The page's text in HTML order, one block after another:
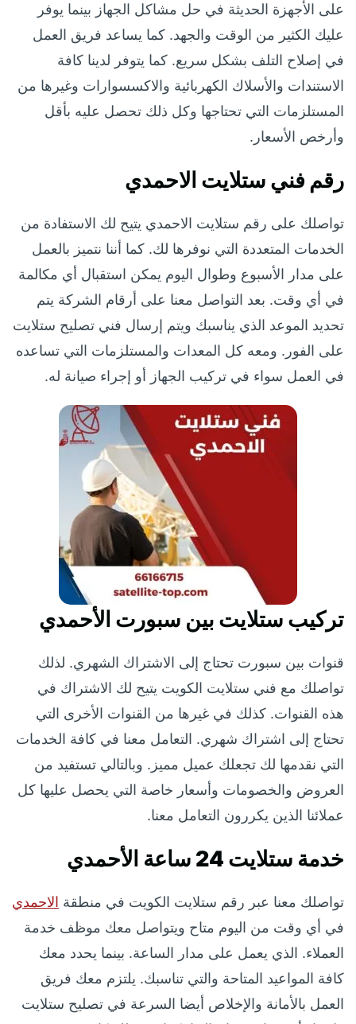
على الأجهزة الحديثة في حل مشاكل الجهاز بينما يوفر
عليك الكثير من الوقت والجهد. كما يساعد فريق العمل
في إصلاح التلف بشكل سريع. كما يتوفر لدينا كافة
الاستندات والأسلاك الكهربائية والاكسسوارات وغيرها من
المستلزمات التي تحتاجها وكل ذلك تحصل عليه بأقل
وأرخص الأسعار.
رقم فني ستلايت الاحمدي
تواصلك على رقم ستلايت الاحمدي يتيح لك الاستفادة من
الخدمات المتعددة التي نوفرها لك. كما أننا نتميز بالعمل
على مدار الأسبوع وطوال اليوم يمكن استقبال أي مكالمة
في أي وقت. بعد التواصل معنا على أرقام الشركة يتم
تحديد الموعد الذي يناسبك ويتم إرسال فني تصليح ستلايت
على الفور. ومعه كل المعدات والمستلزمات التي تساعده
في العمل سواء في تركيب الجهاز أو إجراء صيانة له.
تركيب ستلايت بين سبورت الأحمدي
قنوات بين سبورت تحتاج إلى الاشتراك الشهري. لذلك
تواصلك مع فني ستلايت الكويت يتيح لك الاشتراك في
هذه القنوات. كذلك في غيرها من القنوات الأخرى التي
تحتاج إلى اشتراك شهري. التعامل معنا في كافة الخدمات
التي نقدمها لك تجعلك عميل مميز. وبالتالي تستفيد من
العروض والخصومات وأسعار خاصة التي يحصل عليها كل
عملائنا الذين يكررون التعامل معنا.
خدمة ستلايت 24 ساعة الأحمدي
تواصلك معنا عبر رقم ستلايت الكويت في منطقة الاحمدي
في أي وقت من اليوم متاح ويتواصل معك موظف خدمة
العملاء. الذي يعمل على مدار الساعة. بينما يحدد معك
كافة المواعيد المتاحة والتي تناسبك. يلتزم معك فريق
العمل بالأمانة والإخلاص أيضا السرعة في تصليح ستلايت